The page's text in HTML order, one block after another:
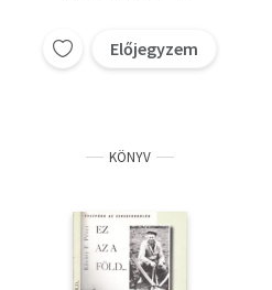
Előjegyzem
KÖNYV